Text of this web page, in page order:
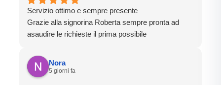
Servizio ottimo e sempre presente
Grazie alla signorina Roberta sempre pronta ad
asaudire le richieste il prima possibile
Nora
5 giorni fa